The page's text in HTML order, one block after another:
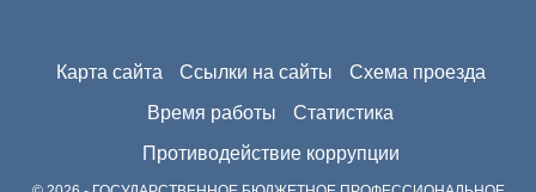
Карта сайта Ссылки на сайты
Схема проезда
Время работы
Статистика
Противодействие коррупции